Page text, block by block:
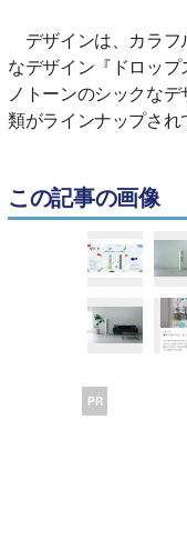
デザインは、カラフ
なデザイン『ドロッ
ノトーンのシックな
類がラインナップされ
この記事の画像
PR